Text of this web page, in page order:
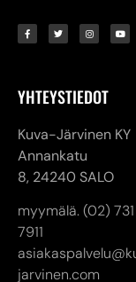
YHTEYSTIEDOT
Kuva-Järvinen KY
Annankatu
8, 24240 SALO
myymälä. (02) 731
7911
jarvinen.com